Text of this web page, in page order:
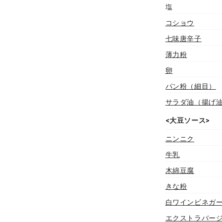
塩
コショウ
七味唐辛子
薄力粉
卵
パン粉（細目）
サラダ油（揚げ油
<大豆ソース>
ニンニク
牛乳
木綿豆腐
きな粉
白ワインビネガー
エクストラバー